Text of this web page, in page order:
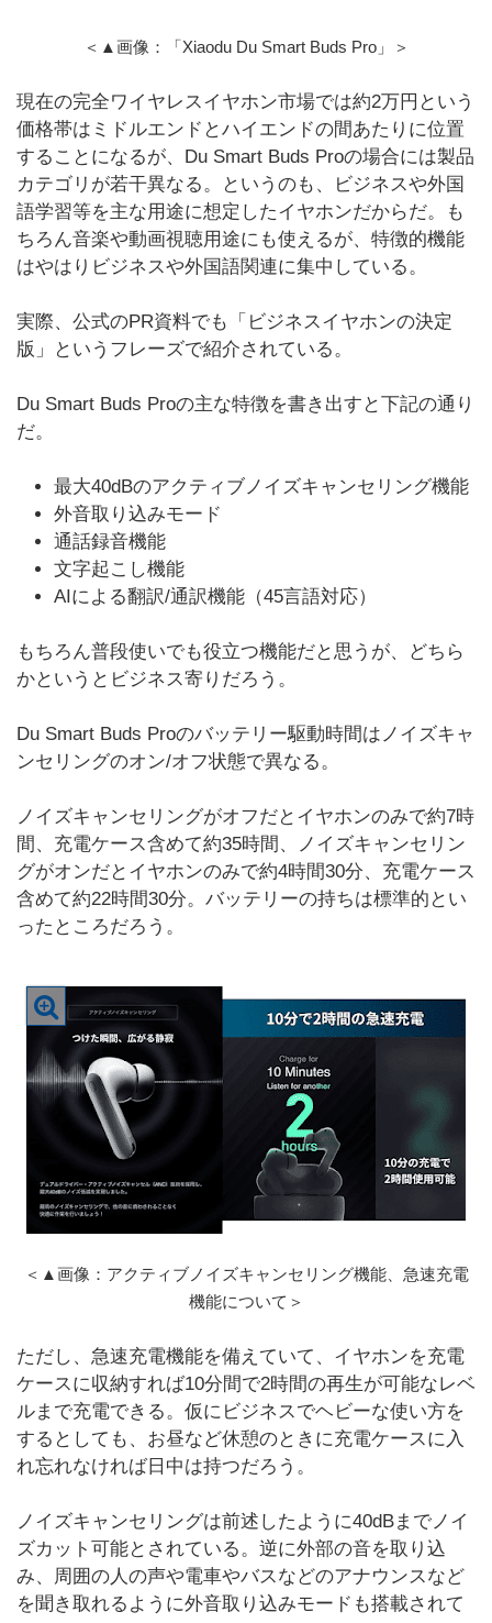
＜▲画像：「Xiaodu Du Smart Buds Pro」＞
現在の完全ワイヤレスイヤホン市場では約2万円という
価格帯はミドルエンドとハイエンドの間あたりに位置
することになるが、Du Smart Buds Proの場合には製品
カテゴリが若干異なる。というのも、ビジネスや外国
語学習等を主な用途に想定したイヤホンだからだ。も
ちろん音楽や動画視聴用途にも使えるが、特徴的機能
はやはりビジネスや外国語関連に集中している。
実際、公式のPR資料でも「ビジネスイヤホンの決定
版」というフレーズで紹介されている。
Du Smart Buds Proの主な特徴を書き出すと下記の通り
だ。
最大40dBのアクティブノイズキャンセリング機能
外音取り込みモード
通話録音機能
文字起こし機能
AIによる翻訳/通訳機能（45言語対応）
もちろん普段使いでも役立つ機能だと思うが、どちら
かというとビジネス寄りだろう。
Du Smart Buds Proのバッテリー駆動時間はノイズキャ
ンセリングのオン/オフ状態で異なる。
ノイズキャンセリングがオフだとイヤホンのみで約7時
間、充電ケース含めて約35時間、ノイズキャンセリン
グがオンだとイヤホンのみで約4時間30分、充電ケース
含めて約22時間30分。バッテリーの持ちは標準的とい
ったところだろう。
＜▲画像：アクティブノイズキャンセリング機能、急速充電
機能について＞
ただし、急速充電機能を備えていて、イヤホンを充電
ケースに収納すれば10分間で2時間の再生が可能なレベ
ルまで充電できる。仮にビジネスでヘビーな使い方を
するとしても、お昼など休憩のときに充電ケースに入
れ忘れなければ日中は持つだろう。
ノイズキャンセリングは前述したように40dBまでノイ
ズカット可能とされている。逆に外部の音を取り込
み、周囲の人の声や電車やバスなどのアナウンスなど
を聞き取れるように外音取り込みモードも搭載されて